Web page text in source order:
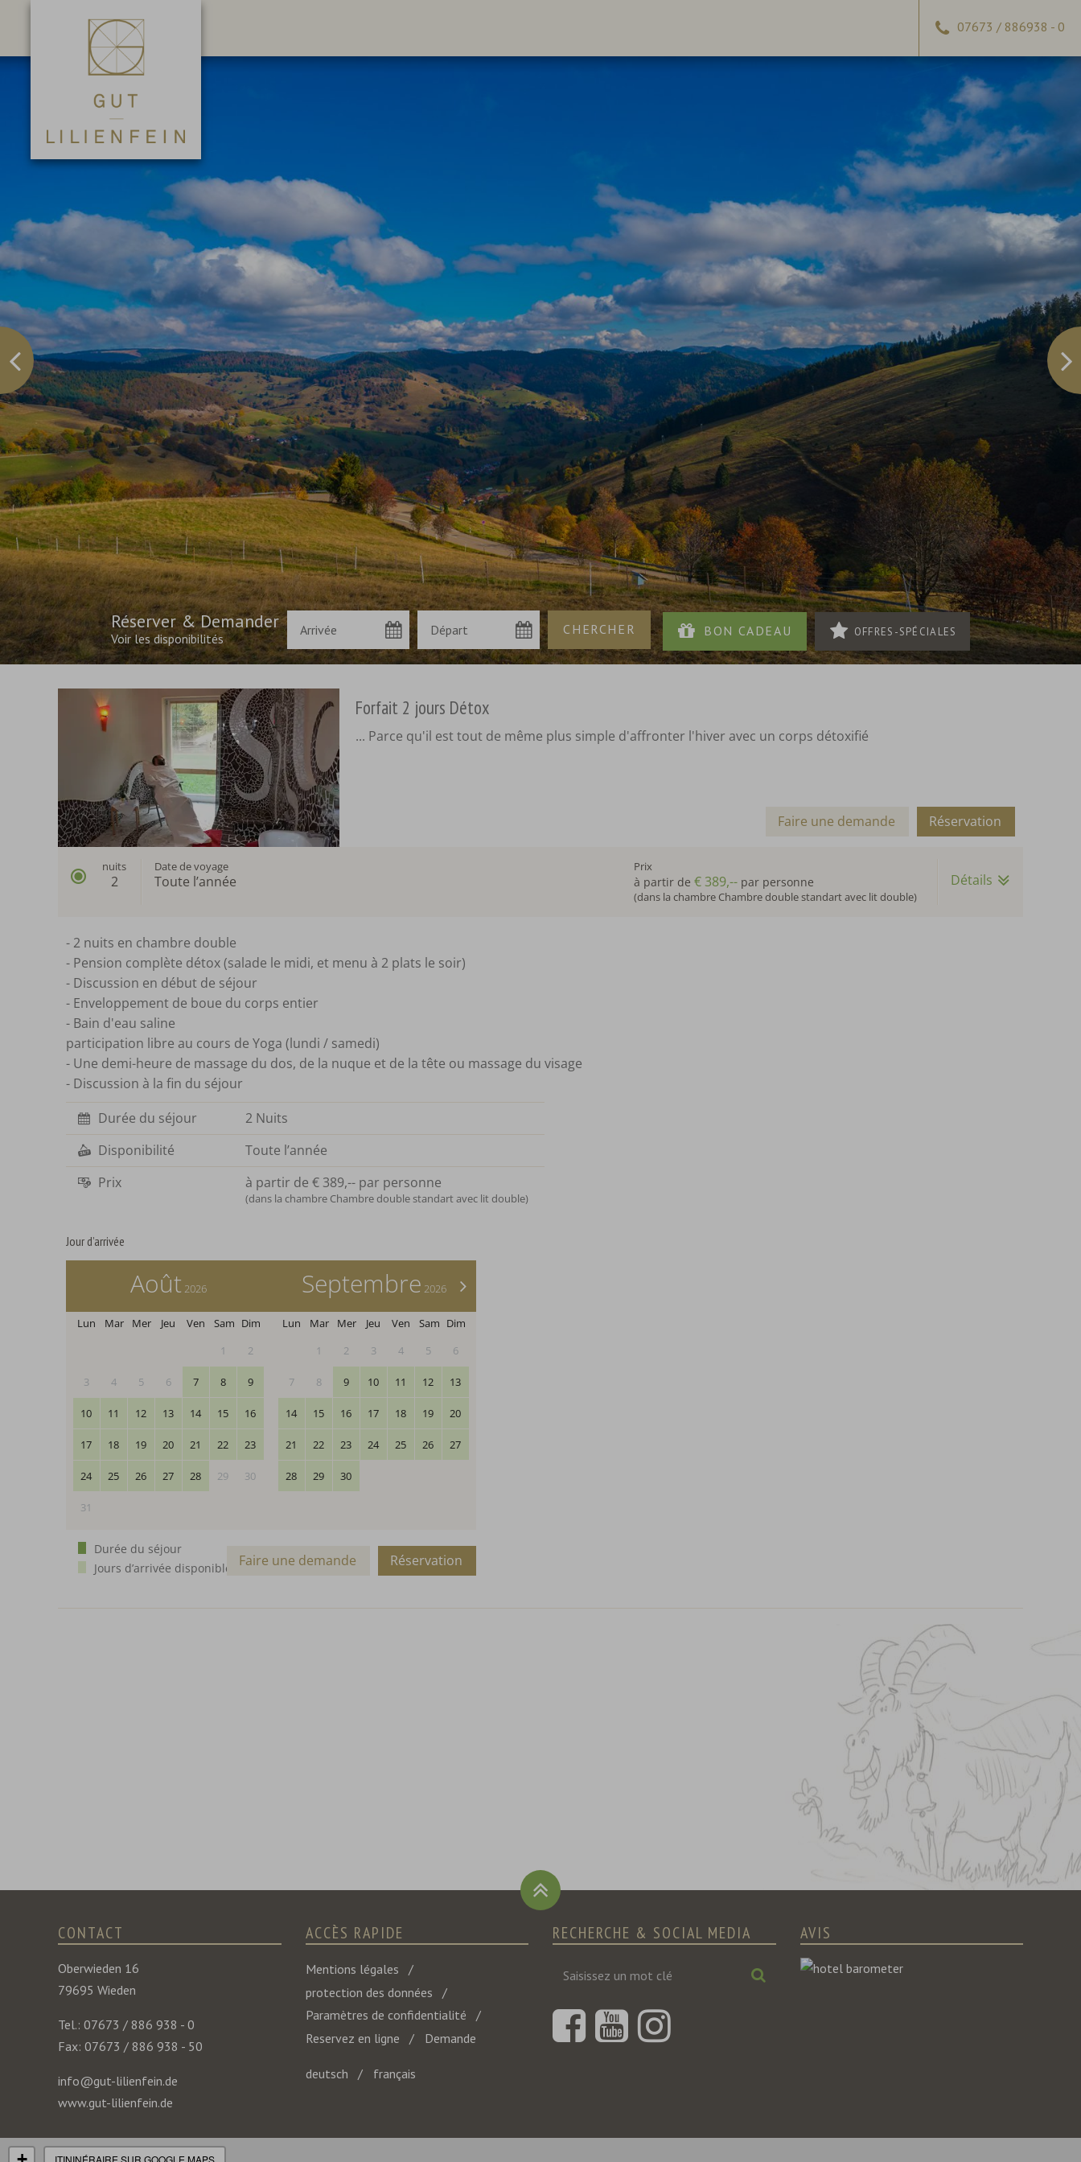
07673 / 886938 - 0
Réserver & Demander
Voir les disponibilités OFFRES-SPÉCIALES
Forfait 2 jours Détox
... Parce qu'il est tout de même plus simple d'affronter l'hiver avec un corps détoxifié
Réservation
Faire une demande
nuits
2
Date de voyage
Toute l’année
Prix
à partir de € 389,-- par personne
(dans la chambre Chambre double standart avec lit double)
Détails
- 2 nuits en chambre double
- Pension complète détox (salade le midi, et menu à 2 plats le soir)
- Discussion en début de séjour
- Enveloppement de boue du corps entier
- Bain d'eau saline
participation libre au cours de Yoga (lundi / samedi)
- Une demi-heure de massage du dos, de la nuque et de la tête ou massage du visage
- Discussion à la fin du séjour
Durée du séjour
2 Nuits
Disponibilité
Toute l’année
Prix
à partir de € 389,-- par personne
(dans la chambre Chambre double standart avec lit double)
Jour d’arrivée
Août 2026
Lun Mar Mer Jeu Ven Sam Dim
1
2
3 4 5 6 7 8 9
10 11 12 13 14 15 16
17 18 19 20 21 22 23
24 25 26 27 28 29 30
31
>
Septembre 2026
Lun Mar Mer Jeu Ven Sam Dim
1
2 3 4 5 6
7 8 9 10 11 12 13
14 15 16 17 18 19 20
21 22 23 24 25 26 27
28 29 30
Durée du séjour
Jours d’arrivée disponibles
Réservation
Faire une demande
CONTACT
Oberwieden 16
79695 Wieden
Tel.: 07673 / 886 938 - 0
Fax: 07673 / 886 938 - 50
info@gut-lilienfein.de
www.gut-lilienfein.de
ACCÈS RAPIDE
Mentions légales
protection des données
Paramètres de confidentialité
Reservez en ligne
Demande
deutsch français
RECHERCHE & SOCIAL MEDIA
mot
clé
Chercher
AVIS
ITININÉRAIRE SUR GOOGLE MAPS